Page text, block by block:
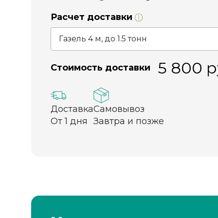
Расчет доставки
Стоимость доставки 5 800
Доставка
От 1 дня
Самовывоз
Завтра и позже